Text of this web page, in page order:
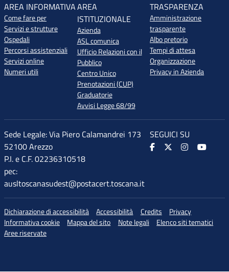
AREA INFORMATIVA
Come fare per
Servizi e strutture
Ospedali
Percorsi assistenziali
Servizi online
Numeri utili
AREA
ISTITUZIONALE
Azienda
ASL comunica
Ufficio Relazioni con il
Pubblico
Centro Unico
Prenotazioni (CUP)
Graduatorie
Avvisi Legge 68/99
TRASPARENZA
Amministrazione
trasparente
Albo pretorio
Tempi di attesa
Organizzazione
Privacy in Azienda
Sede Legale: Via Piero Calamandrei 173
52100 Arezzo
P.I. e C.F. 02236310518
pec:
ausltoscanasudest@postacert.toscana.it
SEGUICI SU
Dichiarazione di accessibilità Accessibilità Credits
Privacy
Informativa cookie
Mappa del sito Note legali
Elenco siti tematici
Aree riservate